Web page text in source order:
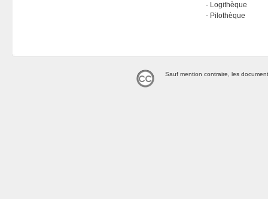
Logithèque
Pilothèque
Sauf mention contraire, les